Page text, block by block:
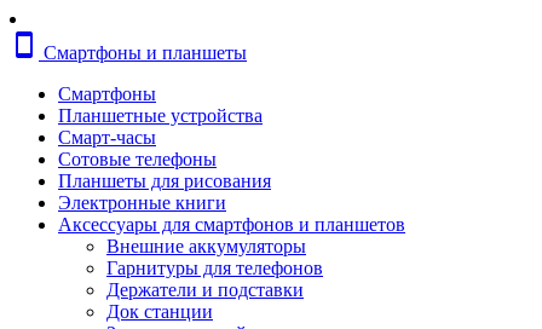
Счетчики банкнот
Калькуляторы
Мебель
Стулья и кресла
Столы
Мебельные аксессуары
Аксессуары для кресел
Вешалки
Коврики защитные
Эргономика
Опции для устройств печати, копирования и
smartphone
Смартфоны и планшеты
Смартфоны
Планшетные устройства
Смарт-часы
Сотовые телефоны
Планшеты для рисования
Электронные книги
Аксессуары для смартфонов и планшетов
Внешние аккумуляторы
Гарнитуры для телефонов
Держатели и подставки
Док станции